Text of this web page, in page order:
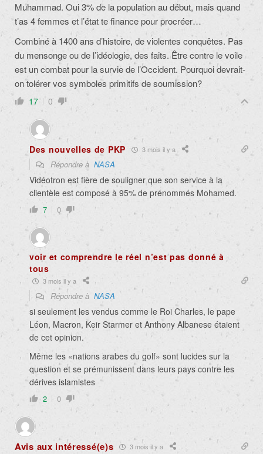
Muhammad. Oui 3% de la population au début, mais quand
t’as 4 femmes et l’état te finance pour procréer…
Combiné à 1400 ans d’histoire, de violentes conquêtes. Pas
du mensonge ou de l’idéologie, des faits. Être contre le voile
est un combat pour la survie de l’Occident. Pourquoi devrait-
on tolérer vos symboles primitifs de soumission?
17 0
Des nouvelles de PKP 3 mois il y a
Répondre à NASA
Vidéotron est fière de souligner que son service à la
clientèle est composé à 95% de prénommés Mohamed.
7 0
voir et comprendre le réel n’est pas donné à
tous
3 mois il y a
Répondre à NASA
si seulement les vendus comme le Roi Charles, le pape
Léon, Macron, Keir Starmer et Anthony Albanese étaient
de cet opinion.
Même les «nations arabes du golf» sont lucides sur la
question et se prémunissent dans leurs pays contre les
dérives islamistes
2 0
Avis aux intéressé(e)s 3 mois il y a